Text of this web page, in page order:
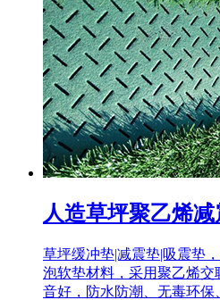
人造草坪聚乙烯
草坪缓冲垫|减震垫|吸震垫
泡软垫材料，采用聚乙烯
音好，防水防潮、无毒环保